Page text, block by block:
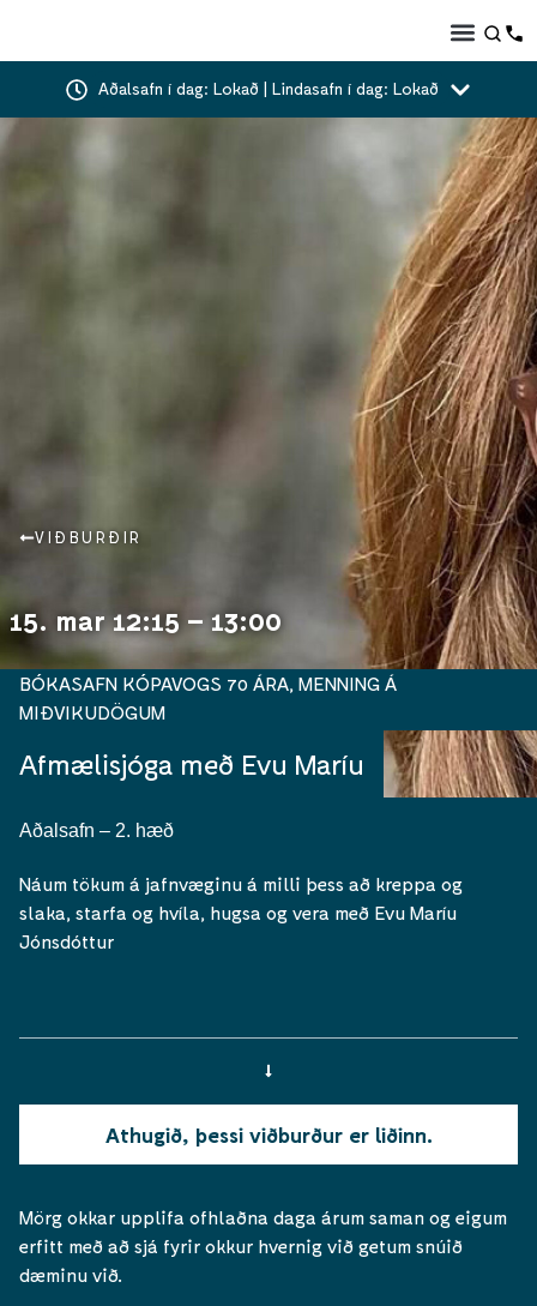
Aðalsafn í dag: Lokað | Lindasafn í dag: Lokað
VIÐBURÐIR
15. mar 12:15 – 13:00
Afmælisjóga með Evu Maríu
BÓKASAFN KÓPAVOGS 70 ÁRA MENNING Á
MIÐVIKUDÖGUM
Aðalsafn – 2. hæð
Náum tökum á jafnvæginu á milli þess að kreppa og
slaka, starfa og hvíla, hugsa og vera með Evu Maríu
Jónsdóttur
Athugið, þessi viðburður er liðinn.
Mörg okkar upplifa ofhlaðna daga árum saman og eigum
erfitt með að sjá fyrir okkur hvernig við getum snúið
dæminu við.